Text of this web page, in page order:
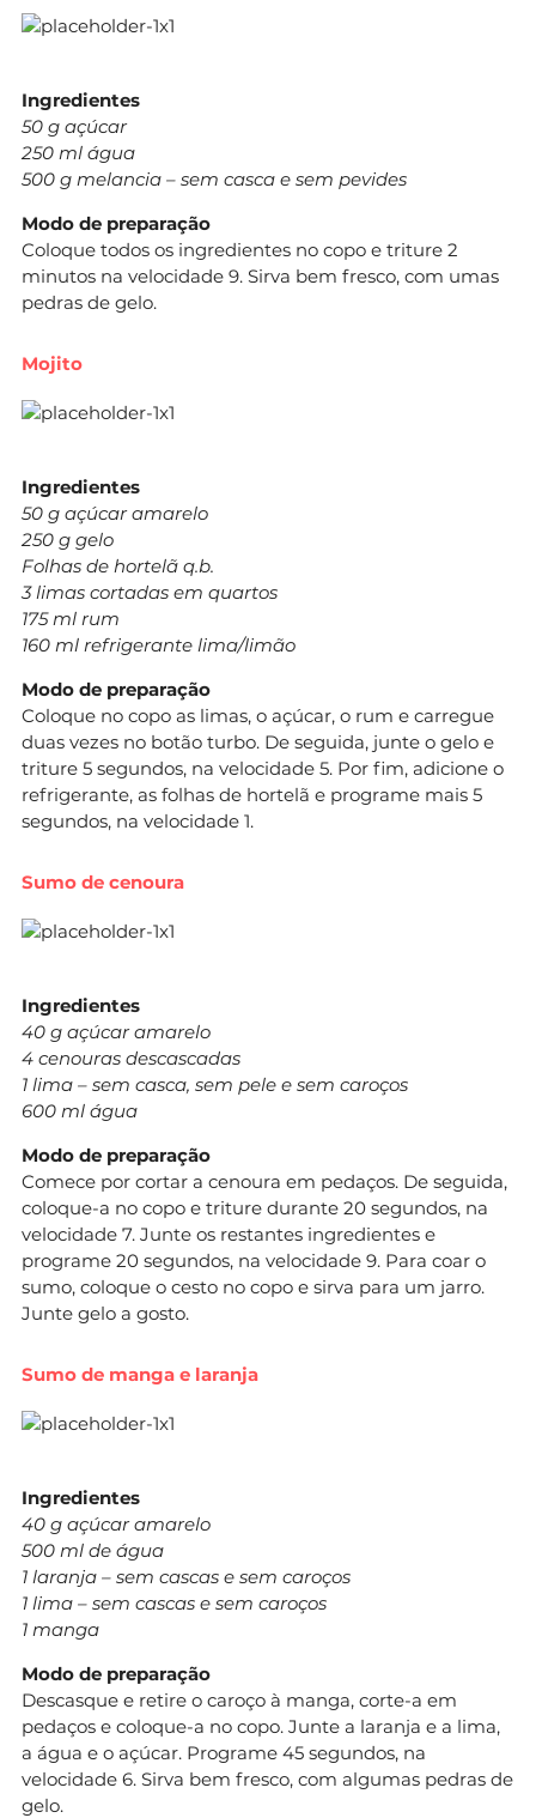
Ingredientes
50 g açúcar
250 ml água
500 g melancia – sem casca e sem pevides
Modo de preparação
Coloque todos os ingredientes no copo e triture 2
minutos na velocidade 9. Sirva bem fresco, com umas
pedras de gelo.
Mojito
Ingredientes
50 g açúcar amarelo
250 g gelo
Folhas de hortelã q.b.
3 limas cortadas em quartos
175 ml rum
160 ml refrigerante lima/limão
Modo de preparação
Coloque no copo as limas, o açúcar, o rum e carregue
duas vezes no botão turbo. De seguida, junte o gelo e
triture 5 segundos, na velocidade 5. Por fim, adicione o
refrigerante, as folhas de hortelã e programe mais 5
segundos, na velocidade 1.
Sumo de cenoura
Ingredientes
40 g açúcar amarelo
4 cenouras descascadas
1 lima – sem casca, sem pele e sem caroços
600 ml água
Modo de preparação
Comece por cortar a cenoura em pedaços. De seguida,
coloque-a no copo e triture durante 20 segundos, na
velocidade 7. Junte os restantes ingredientes e
programe 20 segundos, na velocidade 9. Para coar o
sumo, coloque o cesto no copo e sirva para um jarro.
Junte gelo a gosto.
Sumo de manga e laranja
Ingredientes
40 g açúcar amarelo
500 ml de água
1 laranja – sem cascas e sem caroços
1 lima – sem cascas e sem caroços
1 manga
Modo de preparação
Descasque e retire o caroço à manga, corte-a em
pedaços e coloque-a no copo. Junte a laranja e a lima,
a água e o açúcar. Programe 45 segundos, na
velocidade 6. Sirva bem fresco, com algumas pedras de
gelo.